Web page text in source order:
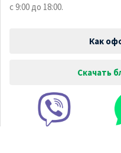
с 9:00 до 18:00.
Как
Скачать